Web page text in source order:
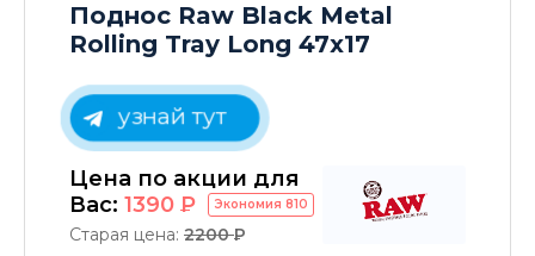
Поднос Raw Black Metal
Rolling Tray Long 47x17
узнай тут
Цена по акции для
Вас: 1390 P Экономия 810
Старая цена: 2200P